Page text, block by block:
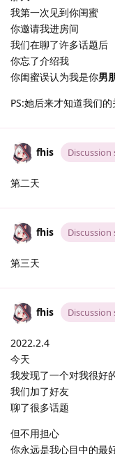
我第一次见到你闺蜜
你邀请我进房间
我们在聊了许多话题后
你忘了介绍我
你闺蜜误认为我是你男
PS:她后来才知道我们
fhis
第二天
fhis
第三天
fhis
2022.2.4
今天
我发现了一个对我很好
我们加了好友
聊了很多话题
但不用担心
你永远是我心目中的最